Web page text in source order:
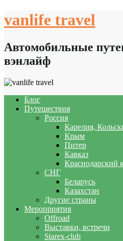
to
vanlife travel
Автомобильные
вэнлайф
Блог
Путешествия
Россия
Карелия,
Крым
Питер
Кавказ
Краснодарский
СНГ
Беларусь
Казахстан
Другие страны
Мероприятия
Offroad
Выставки, встречи
Starex-club